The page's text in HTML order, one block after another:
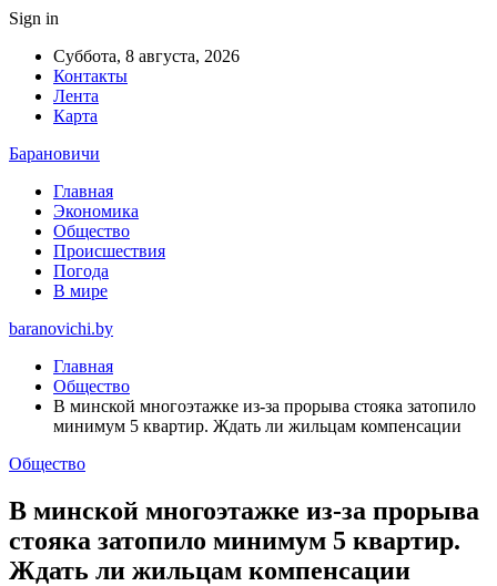
Sign in
Суббота, 8 августа, 2026
Контакты
Лента
Карта
Барановичи
Главная
Экономика
Общество
Происшествия
Погода
В мире
baranovichi.by
Главная
Общество
В минской многоэтажке из-за прорыва стояка затопило
минимум 5 квартир. Ждать ли жильцам компенсации
Общество
В минской многоэтажке из-за прорыва
стояка затопило минимум 5 квартир.
Ждать ли жильцам компенсации